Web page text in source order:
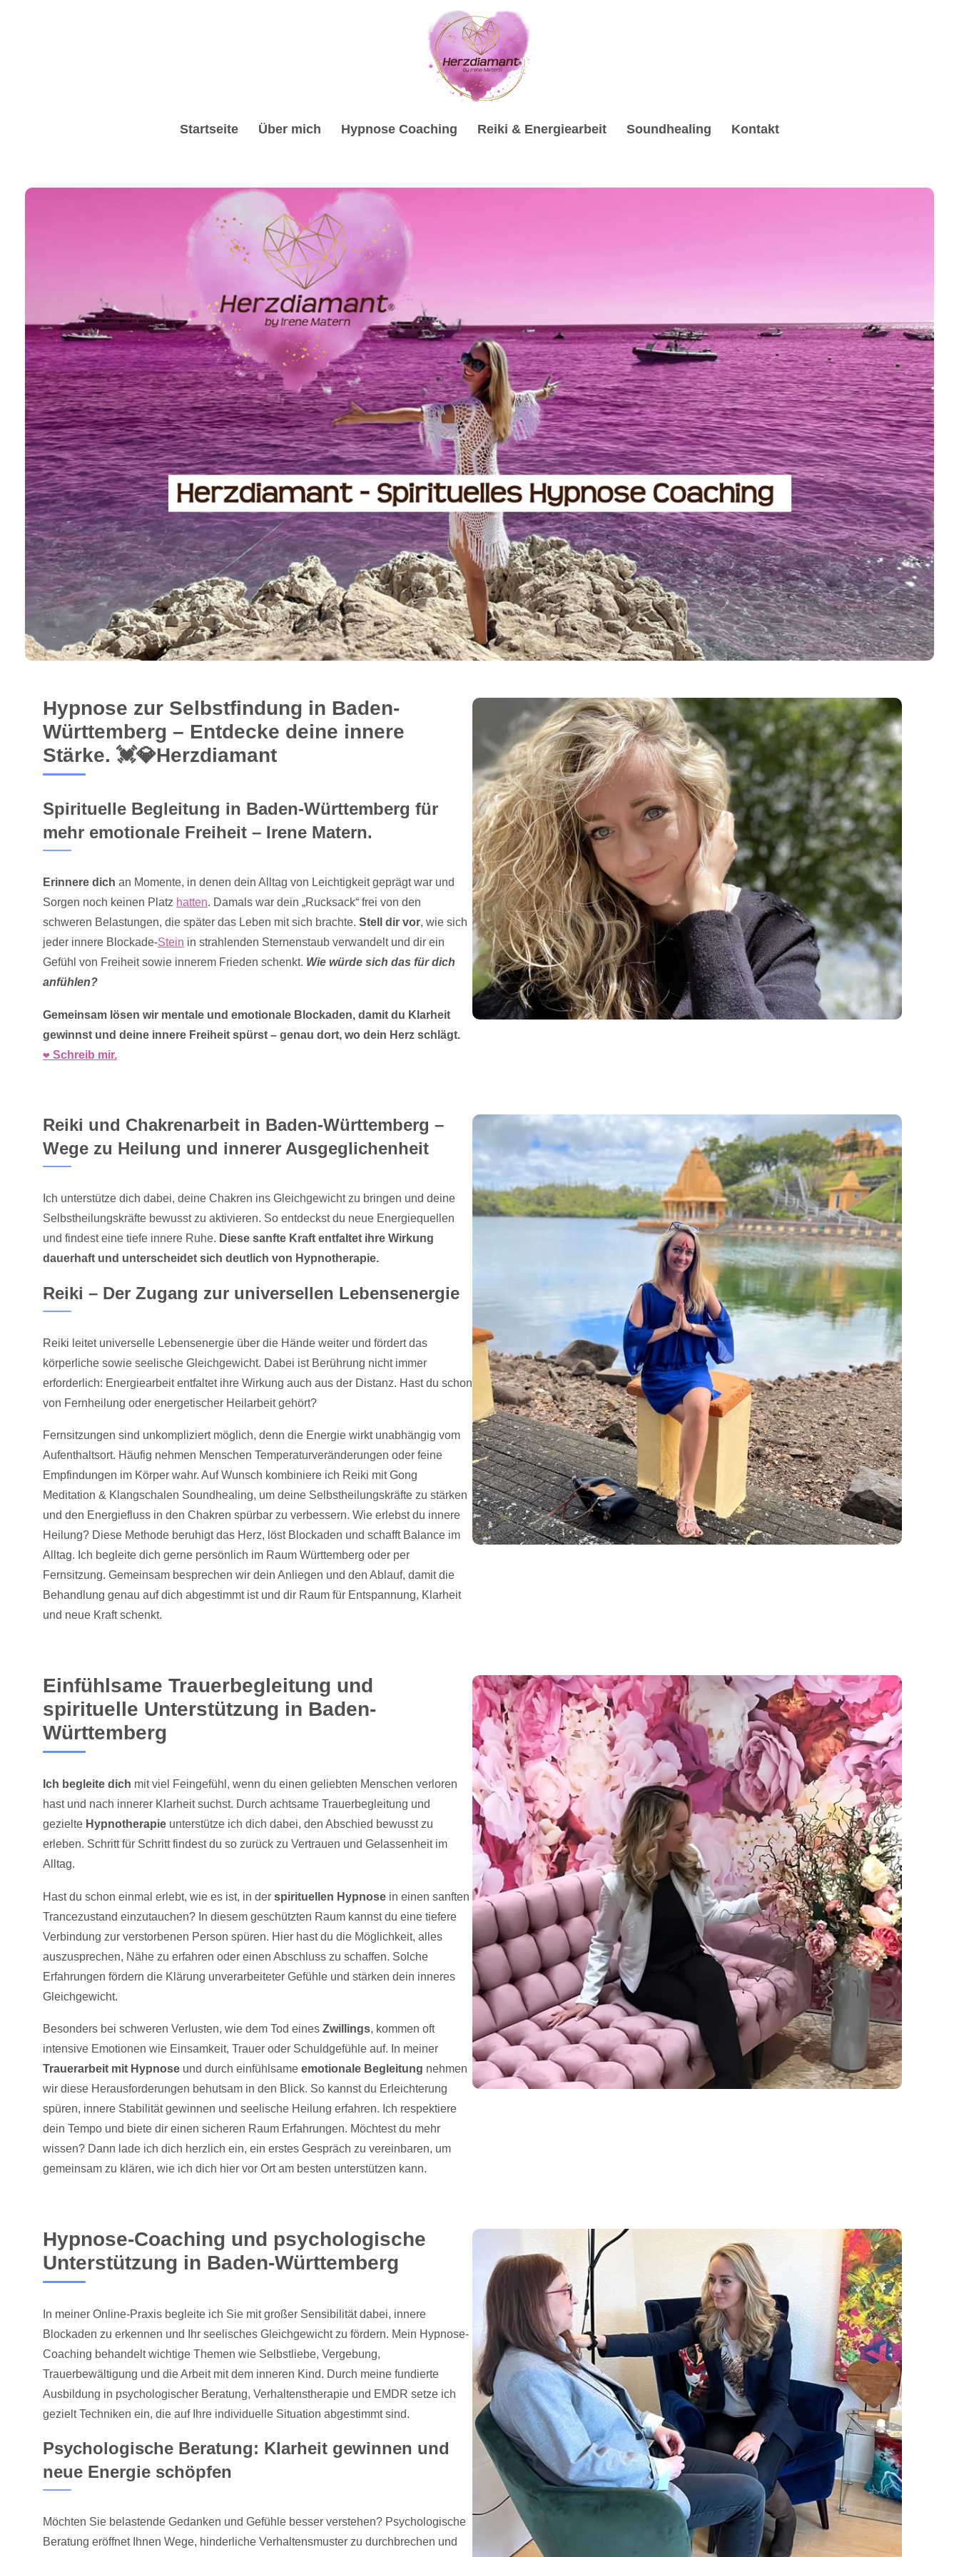
Startseite Über mich Hypnose Coaching Reiki & Energiearbeit Soundhealing Kontakt
Hypnose zur Selbstfindung in Baden-
Württemberg – Entdecke deine innere
Stärke. 💓️💎Herzdiamant
Spirituelle Begleitung in Baden-Württemberg für
mehr emotionale Freiheit – Irene Matern.
Erinnere dich an Momente, in denen dein Alltag von Leichtigkeit geprägt war und
Sorgen noch keinen Platz hatten. Damals war dein „Rucksack“ frei von den
schweren Belastungen, die später das Leben mit sich brachte. Stell dir vor, wie sich
jeder innere Blockade-Stein in strahlenden Sternenstaub verwandelt und dir ein
Gefühl von Freiheit sowie innerem Frieden schenkt. Wie würde sich das für dich
anfühlen?
Gemeinsam lösen wir mentale und emotionale Blockaden, damit du Klarheit
gewinnst und deine innere Freiheit spürst – genau dort, wo dein Herz schlägt.
❤️ Schreib mir.
Reiki und Chakrenarbeit in Baden-Württemberg –
Wege zu Heilung und innerer Ausgeglichenheit
Ich unterstütze dich dabei, deine Chakren ins Gleichgewicht zu bringen und deine
Selbstheilungskräfte bewusst zu aktivieren. So entdeckst du neue Energiequellen
und findest eine tiefe innere Ruhe. Diese sanfte Kraft entfaltet ihre Wirkung
dauerhaft und unterscheidet sich deutlich von Hypnotherapie.
Reiki – Der Zugang zur universellen Lebensenergie
Reiki leitet universelle Lebensenergie über die Hände weiter und fördert das
körperliche sowie seelische Gleichgewicht. Dabei ist Berührung nicht immer
erforderlich: Energiearbeit entfaltet ihre Wirkung auch aus der Distanz. Hast du schon
von Fernheilung oder energetischer Heilarbeit gehört?
Fernsitzungen sind unkompliziert möglich, denn die Energie wirkt unabhängig vom
Aufenthaltsort. Häufig nehmen Menschen Temperaturveränderungen oder feine
Empfindungen im Körper wahr. Auf Wunsch kombiniere ich Reiki mit Gong
Meditation & Klangschalen Soundhealing, um deine Selbstheilungskräfte zu stärken
und den Energiefluss in den Chakren spürbar zu verbessern. Wie erlebst du innere
Heilung? Diese Methode beruhigt das Herz, löst Blockaden und schafft Balance im
Alltag. Ich begleite dich gerne persönlich im Raum Württemberg oder per
Fernsitzung. Gemeinsam besprechen wir dein Anliegen und den Ablauf, damit die
Behandlung genau auf dich abgestimmt ist und dir Raum für Entspannung, Klarheit
und neue Kraft schenkt.
Einfühlsame Trauerbegleitung und
spirituelle Unterstützung in Baden-
Württemberg
Ich begleite dich mit viel Feingefühl, wenn du einen geliebten Menschen verloren
hast und nach innerer Klarheit suchst. Durch achtsame Trauerbegleitung und
gezielte Hypnotherapie unterstütze ich dich dabei, den Abschied bewusst zu
erleben. Schritt für Schritt findest du so zurück zu Vertrauen und Gelassenheit im
Alltag.
Hast du schon einmal erlebt, wie es ist, in der spirituellen Hypnose in einen sanften
Trancezustand einzutauchen? In diesem geschützten Raum kannst du eine tiefere
Verbindung zur verstorbenen Person spüren. Hier hast du die Möglichkeit, alles
auszusprechen, Nähe zu erfahren oder einen Abschluss zu schaffen. Solche
Erfahrungen fördern die Klärung unverarbeiteter Gefühle und stärken dein inneres
Gleichgewicht.
Besonders bei schweren Verlusten, wie dem Tod eines Zwillings, kommen oft
intensive Emotionen wie Einsamkeit, Trauer oder Schuldgefühle auf. In meiner
Trauerarbeit mit Hypnose und durch einfühlsame emotionale Begleitung nehmen
wir diese Herausforderungen behutsam in den Blick. So kannst du Erleichterung
spüren, innere Stabilität gewinnen und seelische Heilung erfahren. Ich respektiere
dein Tempo und biete dir einen sicheren Raum Erfahrungen. Möchtest du mehr
wissen? Dann lade ich dich herzlich ein, ein erstes Gespräch zu vereinbaren, um
gemeinsam zu klären, wie ich dich hier vor Ort am besten unterstützen kann.
Hypnose-Coaching und psychologische
Unterstützung in Baden-Württemberg
In meiner Online-Praxis begleite ich Sie mit großer Sensibilität dabei, innere
Blockaden zu erkennen und Ihr seelisches Gleichgewicht zu fördern. Mein Hypnose-
Coaching behandelt wichtige Themen wie Selbstliebe, Vergebung,
Trauerbewältigung und die Arbeit mit dem inneren Kind. Durch meine fundierte
Ausbildung in psychologischer Beratung, Verhaltenstherapie und EMDR setze ich
gezielt Techniken ein, die auf Ihre individuelle Situation abgestimmt sind.
Psychologische Beratung: Klarheit gewinnen und
neue Energie schöpfen
Möchten Sie belastende Gedanken und Gefühle besser verstehen? Psychologische
Beratung eröffnet Ihnen Wege, hinderliche Verhaltensmuster zu durchbrechen und